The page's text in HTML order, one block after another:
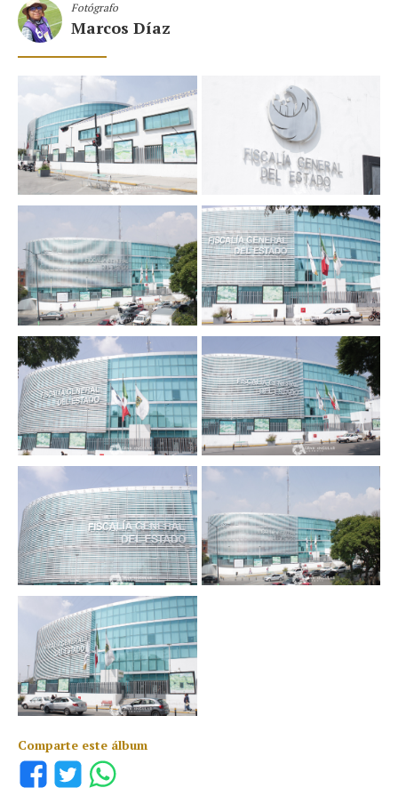
Fotógrafo
Marcos Díaz
Comparte este álbum